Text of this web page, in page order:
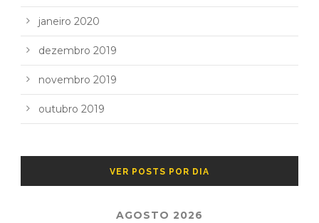
janeiro 2020
dezembro 2019
novembro 2019
outubro 2019
VER POSTS POR DIA
AGOSTO 2026